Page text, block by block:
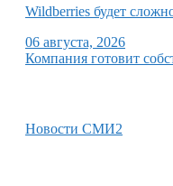
Wildberries будет
06 августа, 2026
Компания готовит
Новости СМИ2